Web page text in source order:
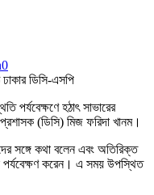
0
পর্যবেক্ষণে হঠাৎ সাভারের
প্রশাসক (ডিসি) মিজ ফরিদা খানম।
সঙ্গে কথা বলেন এবং অতিরিক্ত
পর্যবেক্ষণ করেন। এ সময় উপস্থিত